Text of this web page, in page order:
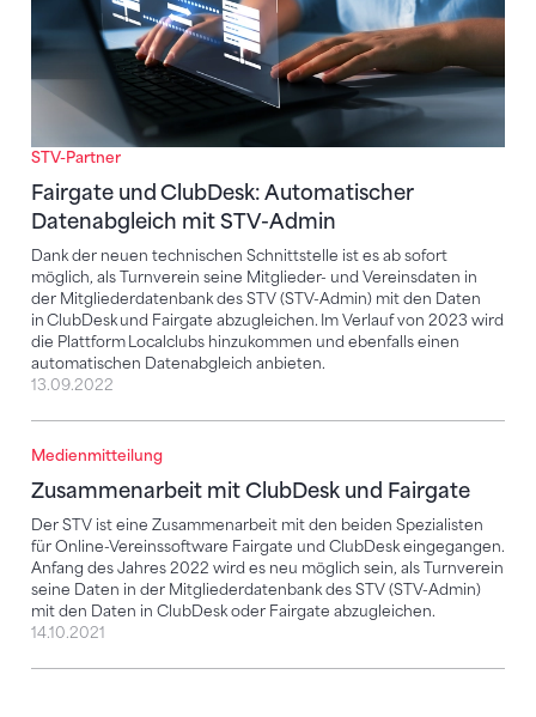
STV-Partner
Fairgate und ClubDesk: Automatischer
Datenabgleich mit STV-Admin
Dank der neuen technischen Schnittstelle ist es ab sofort
möglich, als Turnverein seine Mitglieder- und Vereinsdaten in
der Mitgliederdatenbank des STV (STV-Admin) mit den Daten
in ClubDesk und Fairgate abzugleichen. Im Verlauf von 2023 wird
die Plattform Localclubs hinzukommen und ebenfalls einen
automatischen Datenabgleich anbieten.
13.09.2022
Medienmitteilung
Zusammenarbeit mit ClubDesk und Fairgate
Der STV ist eine Zusammenarbeit mit den beiden Spezialisten
für Online-Vereinssoftware Fairgate und ClubDesk eingegangen.
Anfang des Jahres 2022 wird es neu möglich sein, als Turnverein
seine Daten in der Mitgliederdatenbank des STV (STV-Admin)
mit den Daten in ClubDesk oder Fairgate abzugleichen.
Zusammenarbeit mit ClubDesk und Fairgate
14.10.2021